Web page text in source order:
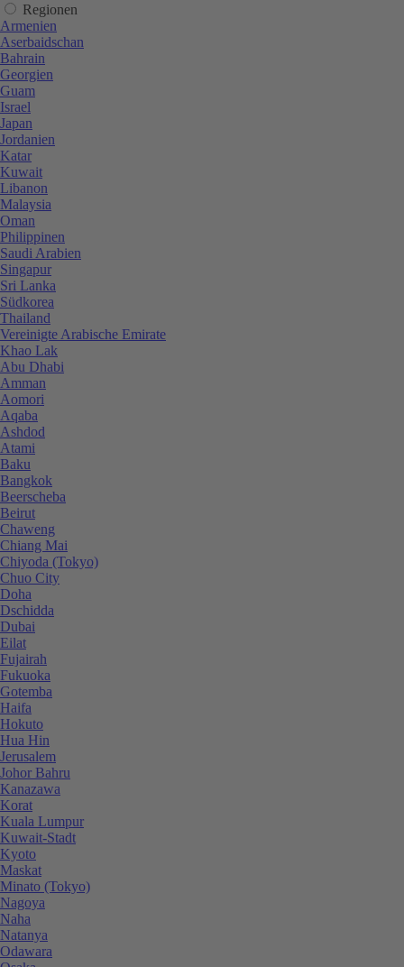
Regionen
Armenien
Aserbaidschan
Bahrain
Georgien
Guam
Israel
Japan
Jordanien
Katar
Kuwait
Libanon
Malaysia
Oman
Philippinen
Saudi Arabien
Singapur
Sri Lanka
Südkorea
Thailand
Vereinigte Arabische Emirate
Khao Lak
Abu Dhabi
Amman
Aomori
Aqaba
Ashdod
Atami
Baku
Bangkok
Beerscheba
Beirut
Chaweng
Chiang Mai
Chiyoda (Tokyo)
Chuo City
Doha
Dschidda
Dubai
Eilat
Fujairah
Fukuoka
Gotemba
Haifa
Hokuto
Hua Hin
Jerusalem
Johor Bahru
Kanazawa
Korat
Kuala Lumpur
Kuwait-Stadt
Kyoto
Maskat
Minato (Tokyo)
Nagoya
Naha
Natanya
Odawara